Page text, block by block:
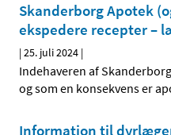
Skanderborg Apotek
ekspedere recepter –
|25. juli 2024 |
Indehaveren af
og som en konsekvens er
Information til